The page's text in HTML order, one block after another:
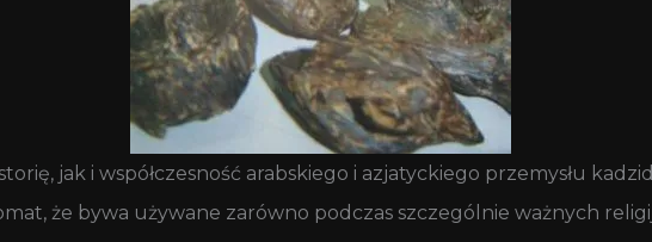
jak i współczesność arabskiego i azjatyckiego przemysłu
że bywa używane zarówno podczas szczególnie ważnych